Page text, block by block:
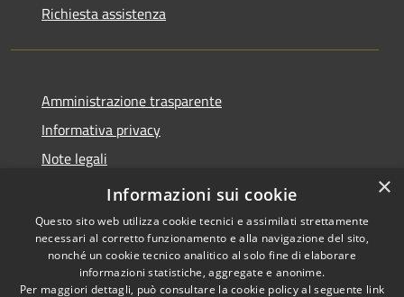
Richiesta assistenza
Amministrazione trasparente
Informativa privacy
Note legali
Dichiarazione di accessibilità
Copyright © 2026 • Comune di
×
Informazioni sui cookie
Questo sito web utilizza cookie tecnici e assimilati strettamente
necessari al corretto funzionamento e alla navigazione del sito,
nonché un cookie tecnico analitico al solo fine di elaborare
informazioni statistiche, aggregate e anonime.
Per maggiori dettagli, può consultare la cookie policy al seguente link